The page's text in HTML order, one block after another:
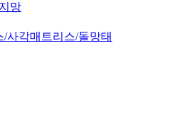
망
/사각매트리스/돌망태